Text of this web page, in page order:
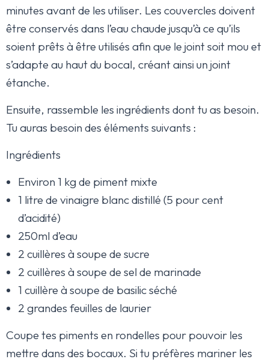
minutes avant de les utiliser. Les couvercles doivent
être conservés dans l’eau chaude jusqu’à ce qu’ils
soient prêts à être utilisés afin que le joint soit mou et
s’adapte au haut du bocal, créant ainsi un joint
étanche.
Ensuite, rassemble les ingrédients dont tu as besoin.
Tu auras besoin des éléments suivants :
Ingrédients
Environ 1 kg de piment mixte
1 litre de vinaigre blanc distillé (5 pour cent
d’acidité)
250ml d’eau
2 cuillères à soupe de sucre
2 cuillères à soupe de sel de marinade
1 cuillère à soupe de basilic séché
2 grandes feuilles de laurier
Coupe tes piments en rondelles pour pouvoir les
mettre dans des bocaux. Si tu préfères mariner les